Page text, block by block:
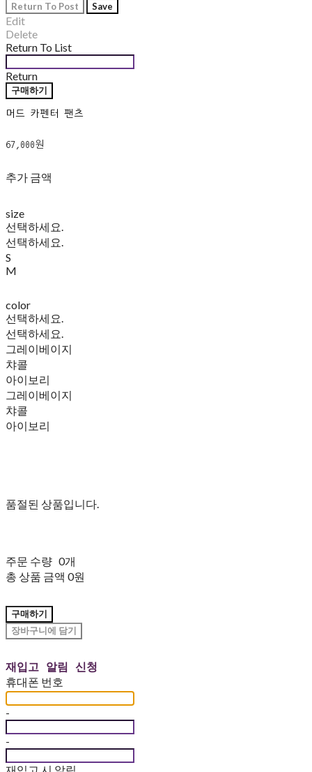
Return To Post Save
Edit
Delete
Return To List
Return
구매하기
머드 카펜터 팬츠
67,000원
추가 금액
size
선택하세요.
선택하세요.
S
M
color
선택하세요.
선택하세요.
그레이베이지
챠콜
아이보리
그레이베이지
챠콜
아이보리
품절된 상품입니다.
주문 수량 0개
총 상품 금액 0원
구매하기
장바구니에 담기
재입고 알림 신청
휴대폰 번호
-
-